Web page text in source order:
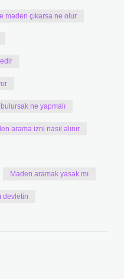
maden çıkarsa ne olur
ne yapmalı
arama izni nasıl alınır
Maden aramak yasak mı
devletin